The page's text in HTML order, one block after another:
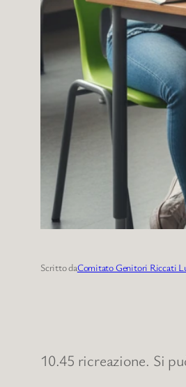
Scritto daComitato Genitori Riccati
10.45 ricreazione. Si